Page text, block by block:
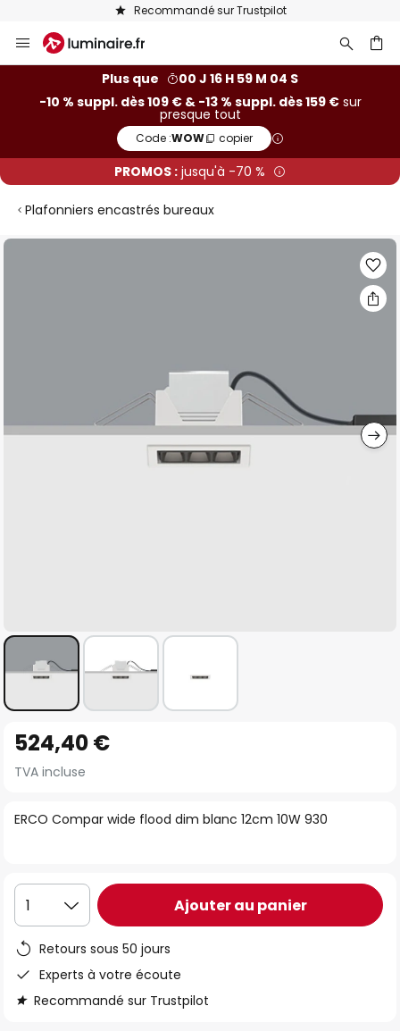
Recommandé sur Trustpilot
Allez
au
Plus que
00 J 16 H 59 M 03 S
-10 % suppl. dès 109 € & -13 % suppl. dès 159 €sur
presque tout
Code :WOW copier
PROMOS : jusqu'à -70 %
Plafonniers encastrés bureaux
Skip
to
the
of
gallery
ERCO Compar wide flood dim blanc 12cm 10W 930
524,40 €
TVA incluse
1 Ajouter au panier
Retours sous 50 jours
Experts à votre écoute
Recommandé sur Trustpilot